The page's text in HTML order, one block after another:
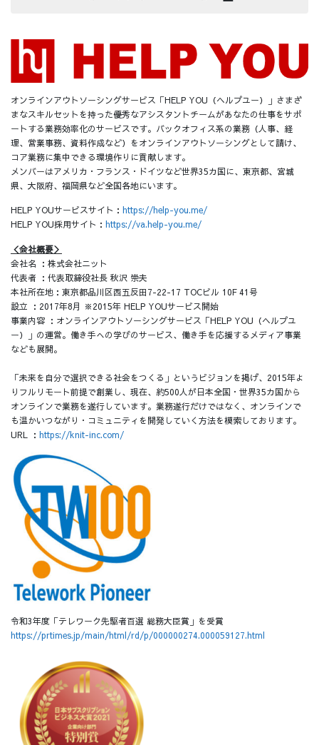
オンラインアウトソーシングサービス「HELP YOU（ヘルプユー）」さまざ
まなスキルセットを持った優秀なアシスタントチームがあなたの仕事をサポ
ートする業務効率化のサービスです。バックオフィス系の業務（人事、経
理、営業事務、資料作成など）をオンラインアウトソーシングとして請け、
コア業務に集中できる環境作りに貢献します。
メンバーはアメリカ・フランス・ドイツなど世界35カ国に、東京都、宮城
県、大阪府、福岡県など全国各地にいます。
HELP YOUサービスサイト： https://help-you.me/
HELP YOU採用サイト： https://va.help-you.me/
＜会社概要＞
会社名 ：株式会社ニット
代表者 ：代表取締役社長 秋沢 崇夫
本社所在地：東京都品川区西五反田7-22-17 TOCビル 10F 41号
設立 ：2017年8月 ※2015年 HELP YOUサービス開始
事業内容 ：オンラインアウトソーシングサービス「HELP YOU（ヘルプユ
ー）」の運営。働き手への学びのサービス、働き手を応援するメディア事業
なども展開。
「未来を自分で選択できる社会をつくる」というビジョンを掲げ、2015年よ
りフルリモート前提で創業し、現在、約500人が日本全国・世界35カ国から
オンラインで業務を遂行しています。業務遂行だけではなく、オンラインで
も温かいつながり・コミュニティを開発していく方法を模索しております。
URL ： https://knit-inc.com/
令和3年度「テレワーク先駆者百選 総務大臣賞」を受賞
https://prtimes.jp/main/html/rd/p/000000274.000059127.html